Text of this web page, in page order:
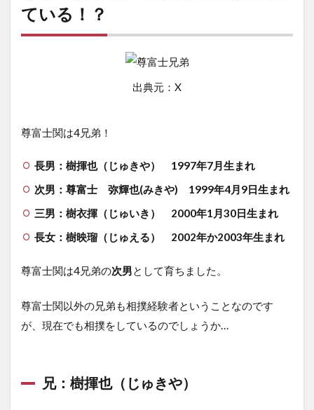
ている！？
出典元：X
尊富士関は4兄弟！
長男：樹揮也（じゅきや） 1997年7月生まれ
次男：尊富士 弥輝也(みきや) 1999年4月9日生まれ
三男：樹衣揮（じゅいき） 2000年1月30日生まれ
長女：樹映瑠（じゅえる） 2002年か2003年生まれ
尊富士関は4兄弟の次男として育ちました。
尊富士関以外の兄弟も相撲経験者ということなのです
が、現在でも相撲をしているのでしょうか…
兄：樹揮也（じゅきや）